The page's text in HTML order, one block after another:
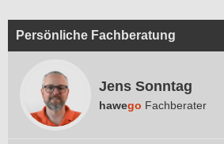
Persönliche Fachberatung
Jens Sonntag
hawego Fachberater